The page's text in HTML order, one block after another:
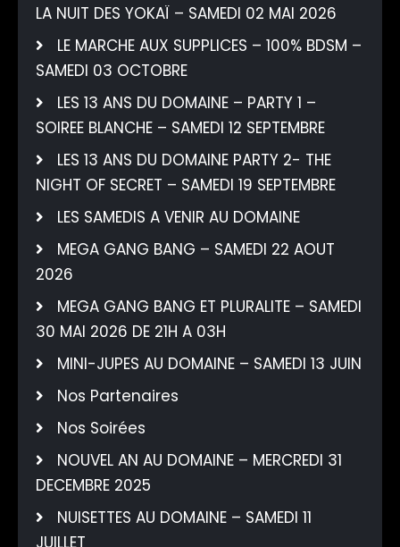
LA NUIT DES YOKAÏ – SAMEDI 02 MAI 2026
LE MARCHE AUX SUPPLICES – 100% BDSM –
SAMEDI 03 OCTOBRE
LES 13 ANS DU DOMAINE – PARTY 1 –
SOIREE BLANCHE – SAMEDI 12 SEPTEMBRE
LES 13 ANS DU DOMAINE PARTY 2- THE
NIGHT OF SECRET – SAMEDI 19 SEPTEMBRE
LES SAMEDIS A VENIR AU DOMAINE
MEGA GANG BANG – SAMEDI 22 AOUT
2026
MEGA GANG BANG ET PLURALITE – SAMEDI
30 MAI 2026 DE 21H A 03H
MINI-JUPES AU DOMAINE – SAMEDI 13 JUIN
Nos Partenaires
Nos Soirées
NOUVEL AN AU DOMAINE – MERCREDI 31
DECEMBRE 2025
NUISETTES AU DOMAINE – SAMEDI 11
JUILLET